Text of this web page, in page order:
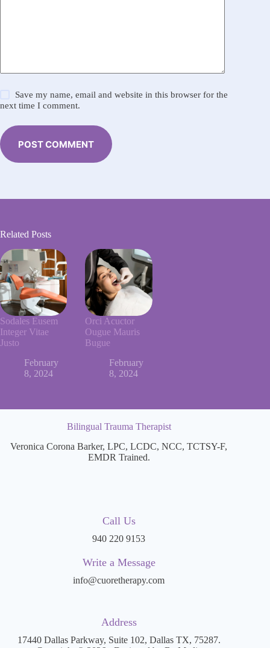
Save my name, email and website in this browser for the
next time I comment.
POST COMMENT
Related Posts
Sodales Eusem
Integer Vitae
Justo
February
8, 2024
Orci Acuctor
Ougue Mauris
Bugue
February
8, 2024
Bilingual Trauma Therapist
Veronica Corona Barker, LPC, LCDC, NCC, TCTSY-F,
EMDR Trained.
Call Us
940 220 9153
Write a Message
info@cuoretherapy.com
Address
17440 Dallas Parkway, Suite 102, Dallas TX, 75287.